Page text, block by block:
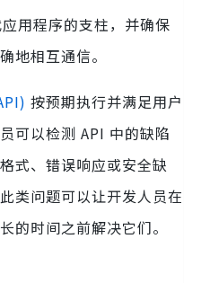
用程序的支柱，并确保
地相互通信。
按预期执行并满足用户
可以检测 API 中的缺陷
式、错误响应或安全缺
类问题可以让开发人员在
的时间之前解决它们。